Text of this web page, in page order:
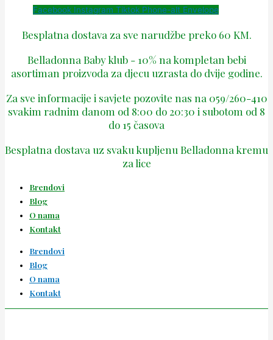
Facebook Instagram Tiktok Phone-alt Envelope
Besplatna dostava za sve narudžbe preko 60 KM.
Belladonna Baby klub - 10% na kompletan bebi
asortiman proizvoda za djecu uzrasta do dvije godine.
Za sve informacije i savjete pozovite nas na 059/260-410
svakim radnim danom od 8:00 do 20:30 i subotom od 8
do 15 časova
Besplatna dostava uz svaku kupljenu Belladonna kremu
za lice
Brendovi
Blog
O nama
Kontakt
Brendovi
Blog
O nama
Kontakt